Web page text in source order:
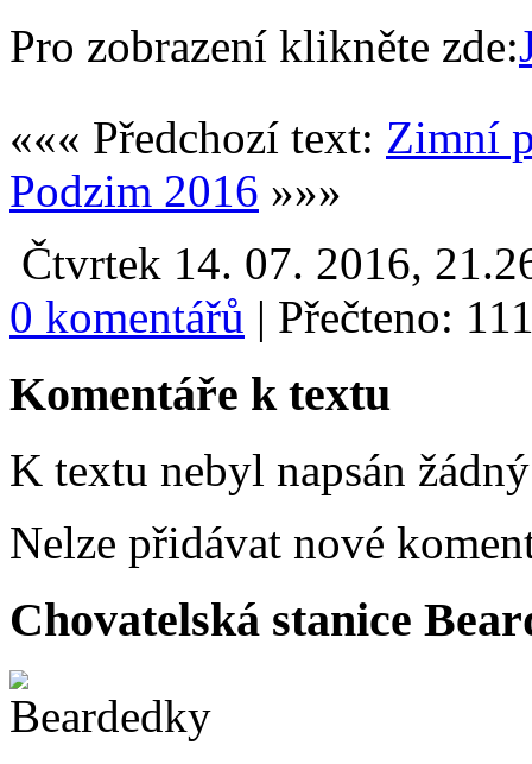
Pro zobrazení klikněte zde:
««« Předchozí text: Zimní
Podzim 2016 »»»
Čtvrtek 14. 07. 2016,
0 komentářů | Přečteno:
Komentáře k textu
K textu nebyl napsán
Nelze přidávat nové
Chovatelská stanice